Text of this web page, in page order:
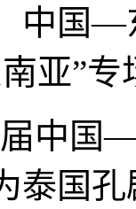
中国—
亚”
中国
泰国